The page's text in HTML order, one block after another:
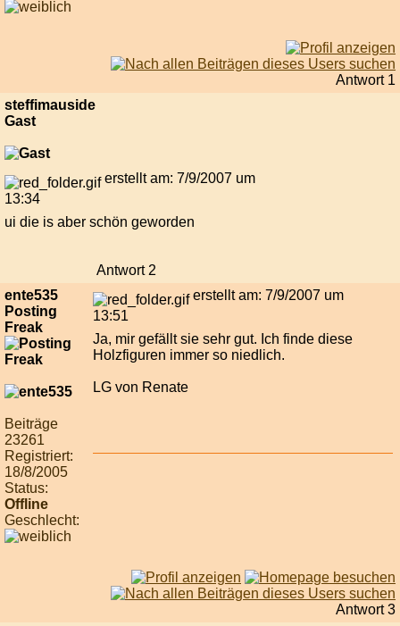
Antwort 1
steffimauside
Gast
erstellt am: 7/9/2007 um
13:34
ui die is aber schön geworden
Antwort 2
ente535
Posting
Freak
Beiträge
23261
Registriert:
18/8/2005
Status:
Offline
Geschlecht:
erstellt am: 7/9/2007 um
13:51
Ja, mir gefällt sie sehr gut. Ich finde diese
Holzfiguren immer so niedlich.
LG von Renate
Antwort 3